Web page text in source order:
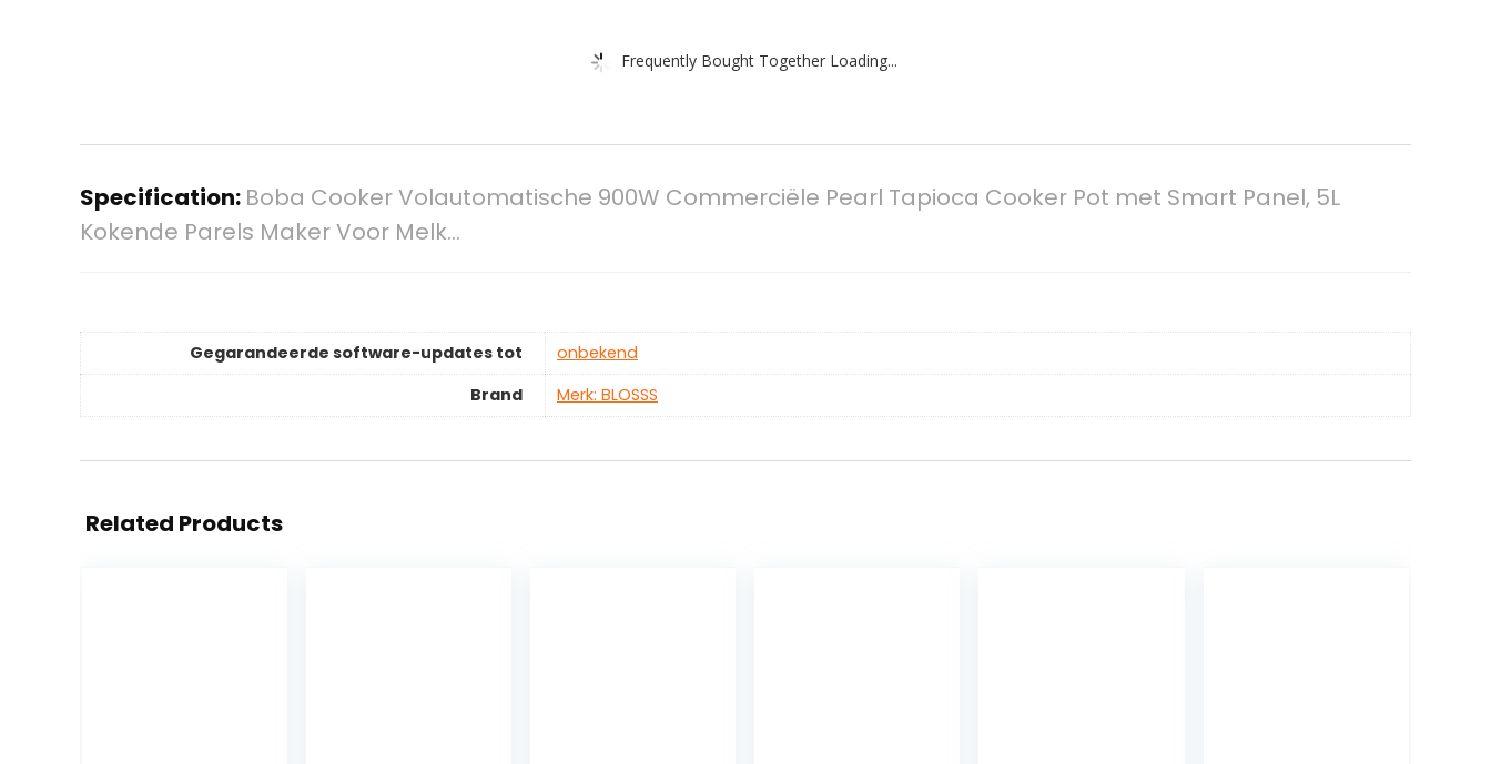
Frequently Bought Together Loading...
Specification: Boba Cooker Volautomatische 900W Commerciële Pearl Tapioca Cooker Pot met Smart Panel, 5L
Kokende Parels Maker Voor Melk…
Gegarandeerde software-updates tot
‎onbekend
Brand
Merk: BLOSSS
Related Products